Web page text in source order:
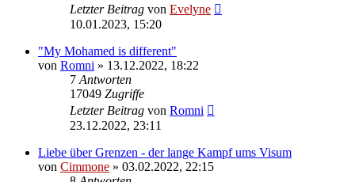
Letzter Beitrag von Evelyne
10.01.2023, 15:20
"My Mohamed is different"
von Romni » 13.12.2022, 18:22
7 Antworten
17049 Zugriffe
Letzter Beitrag von Romni
23.12.2022, 23:11
Liebe über Grenzen - der lange Kampf ums Visum
von Cimmone » 03.02.2022, 22:15